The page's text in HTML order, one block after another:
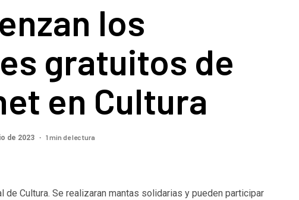
los
gratuitos de
en Cultura
de 2023 1 min de lectura
Cultura. Se realizaran mantas solidarias y pueden participar